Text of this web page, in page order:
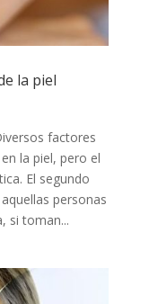
la piel
factores
la piel, pero el
El segundo
personas
si toman...